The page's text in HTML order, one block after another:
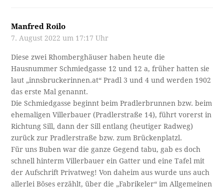
Manfred Roilo
7. August 2022 um 17:17 Uhr
Diese zwei Rhomberghäuser haben heute die
Hausnummer Schmiedgasse 12 und 12 a, früher hatten sie
laut „innsbruckerinnen.at“ Pradl 3 und 4 und werden 1902
das erste Mal genannt.
Die Schmiedgasse beginnt beim Pradlerbrunnen bzw. beim
ehemaligen Villerbauer (Pradlerstraße 14), führt vorerst in
Richtung Sill, dann der Sill entlang (heutiger Radweg)
zurück zur Pradlerstraße bzw. zum Brückenplatzl.
Für uns Buben war die ganze Gegend tabu, gab es doch
schnell hinterm Villerbauer ein Gatter und eine Tafel mit
der Aufschrift Privatweg! Von daheim aus wurde uns auch
allerlei Böses erzählt, über die „Fabrikeler“ im Allgemeinen